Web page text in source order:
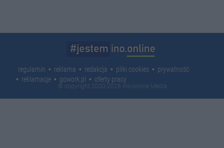
regulamin reklama redakcja pliki cookies
prywatność
reklamacje
gowork.pl oferty pracy
© copyright 2000-2026 Ino-online Media